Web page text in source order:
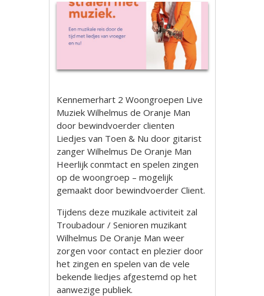
Kennemerhart 2 Woongroepen Live
Muziek Wilhelmus de Oranje Man
door bewindvoerder clienten
Liedjes van Toen & Nu door gitarist
zanger Wilhelmus De Oranje Man
Heerlijk conmtact en spelen zingen
op de woongroep – mogelijk
gemaakt door bewindvoerder Client.
Tijdens deze muzikale activiteit zal
Troubadour / Senioren muzikant
Wilhelmus De Oranje Man weer
zorgen voor contact en plezier door
het zingen en spelen van de vele
bekende liedjes afgestemd op het
aanwezige publiek.